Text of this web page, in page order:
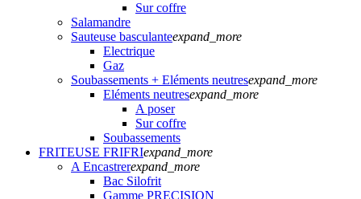
Sur coffre
Salamandre
Sauteuse basculanteexpand_more
Electrique
Gaz
Soubassements + Eléments neutresexpand_more
Eléments neutresexpand_more
A poser
Sur coffre
Soubassements
FRITEUSE FRIFRIexpand_more
A Encastrerexpand_more
Bac Silofrit
Gamme PRECISION